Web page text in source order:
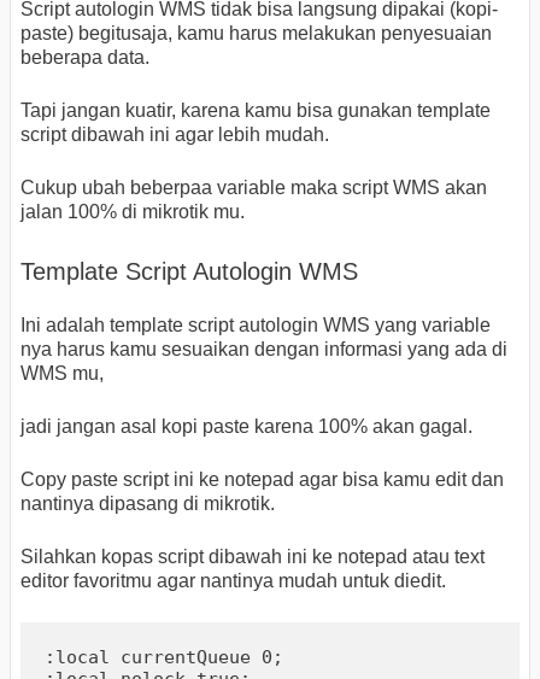
Script autologin WMS tidak bisa langsung dipakai (kopi-
paste) begitusaja, kamu harus melakukan penyesuaian
beberapa data.
Tapi jangan kuatir, karena kamu bisa gunakan template
script dibawah ini agar lebih mudah.
Cukup ubah beberpaa variable maka script WMS akan
jalan 100% di mikrotik mu.
Template Script Autologin WMS
Ini adalah template script autologin WMS yang variable
nya harus kamu sesuaikan dengan informasi yang ada di
WMS mu,
jadi jangan asal kopi paste karena 100% akan gagal.
Copy paste script ini ke notepad agar bisa kamu edit dan
nantinya dipasang di mikrotik.
Silahkan kopas script dibawah ini ke notepad atau text
editor favoritmu agar nantinya mudah untuk diedit.
:local currentQueue 0;